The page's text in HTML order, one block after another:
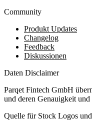
Community
Produkt Updates
Changelog
Feedback
Diskussionen
Daten Disclaimer
Parqet Fintech GmbH
und deren Genauigkeit
Quelle für Stock Logos